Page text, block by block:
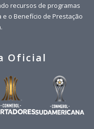
recursos de programas
e o Benefício de Prestação
Oficial